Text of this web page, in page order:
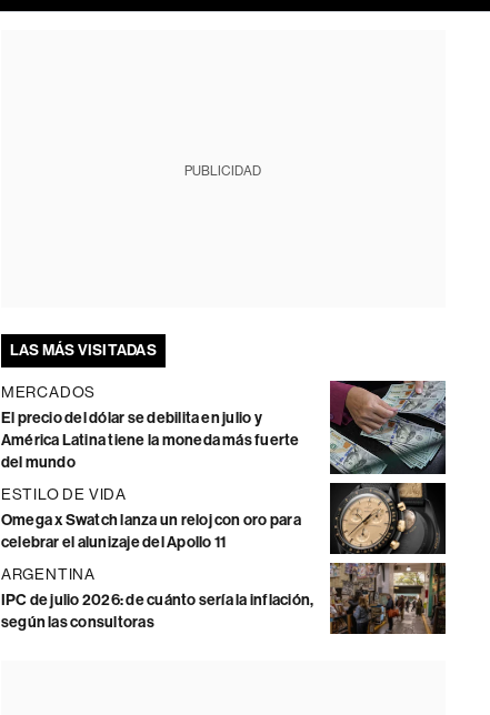
PUBLICIDAD
LAS MÁS VISITADAS
MERCADOS
El precio del dólar se debilita en julio y
América Latina tiene la moneda más fuerte
del mundo
ESTILO DE VIDA
Omega x Swatch lanza un reloj con oro para
celebrar el alunizaje del Apollo 11
ARGENTINA
IPC de julio 2026: de cuánto sería la inflación,
según las consultoras